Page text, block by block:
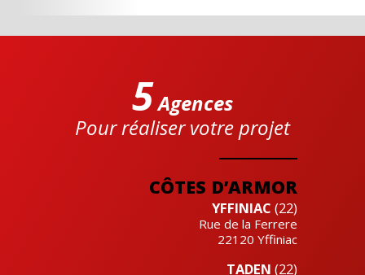
CÔTES D’ARMOR
YFFINIAC (22)
Rue de la Ferrere
22120 Yffiniac
TADEN (22)
5Agences
Pour réaliser votre projet